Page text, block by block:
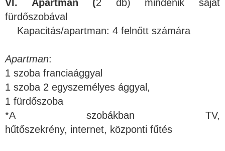
VI. Apartman (2 db) mindenik saját
fürdőszobával
Kapacitás/apartman: 4 felnőtt számára
Apartman:
1 szoba franciaággyal
1 szoba 2 egyszemélyes ággyal,
1 fürdőszoba
*A szobákban TV,
hűtőszekrény, internet, központi fűtés